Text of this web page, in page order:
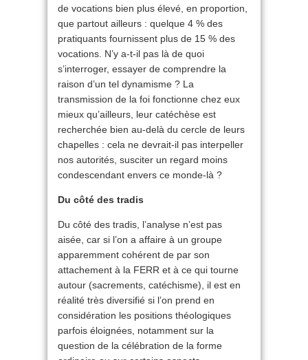
de vocations bien plus élevé, en proportion,
que partout ailleurs : quelque 4 % des
pratiquants fournissent plus de 15 % des
vocations. N’y a-t-il pas là de quoi
s’interroger, essayer de comprendre la
raison d’un tel dynamisme ? La
transmission de la foi fonctionne chez eux
mieux qu’ailleurs, leur catéchèse est
recherchée bien au-delà du cercle de leurs
chapelles : cela ne devrait-il pas interpeller
nos autorités, susciter un regard moins
condescendant envers ce monde-là ?
Du côté des tradis
Du côté des tradis, l’analyse n’est pas
aisée, car si l’on a affaire à un groupe
apparemment cohérent de par son
attachement à la FERR et à ce qui tourne
autour (sacrements, catéchisme), il est en
réalité très diversifié si l’on prend en
considération les positions théologiques
parfois éloignées, notamment sur la
question de la célébration de la forme